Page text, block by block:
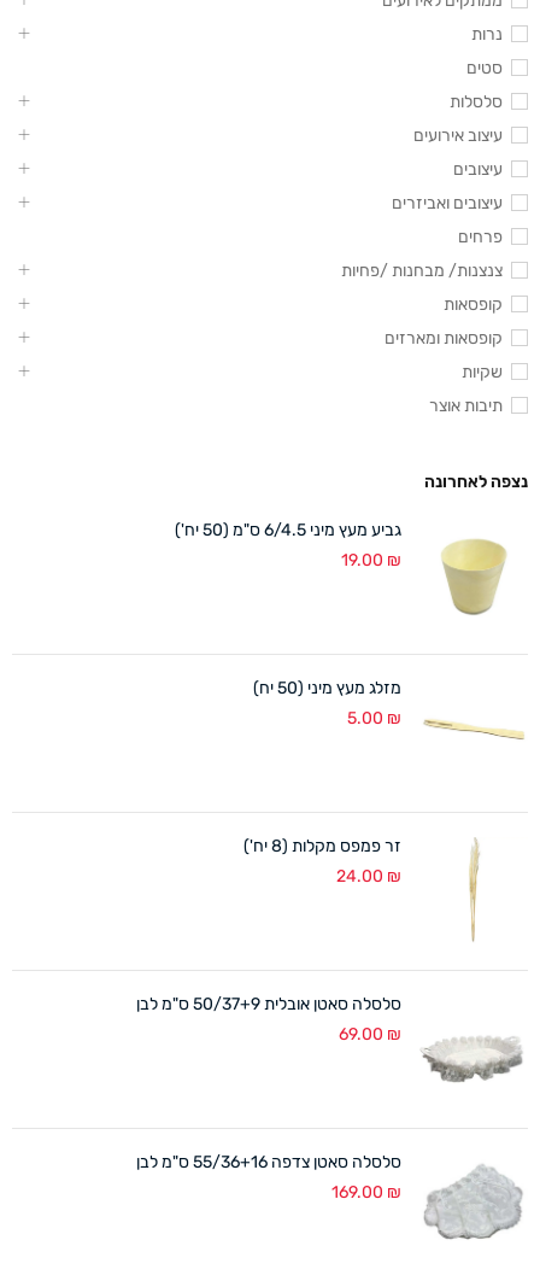
נרות
סטים
סלסלות
עיצוב אירועים
עיצובים
עיצובים ואביזרים
פרחים
צנצנות/ מבחנות /פחיות
קופסאות
קופסאות ומארזים
שקיות
תיבות אוצר
נצפה לאחרונה
גביע מעץ מיני 6/4.5 ס"מ (50 יח')
19.00 ₪
מזלג מעץ מיני (50 יח)
5.00 ₪
זר פמפס מקלות (8 יח')
24.00 ₪
סלסלה סאטן אובלית 50/37+9 ס"מ לבן
69.00 ₪
סלסלה סאטן צדפה 55/36+16 ס"מ לבן
169.00 ₪